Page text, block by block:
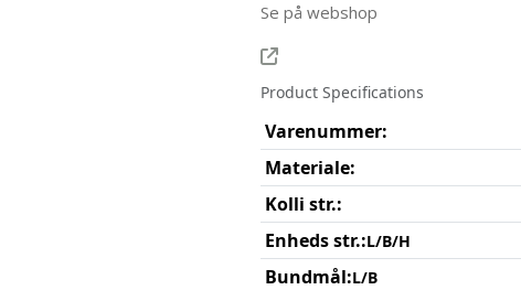
Se på webshop
Product Specifications
Varenummer:
Materiale:
Kolli str.:
Enheds str.:L/B/H
Bundmål:L/B